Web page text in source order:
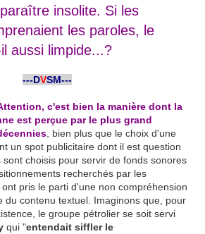
insolite. Si les
les paroles, le
aussi limpide...?
---DVSM---
c'est bien la manière dont la
est perçue par le plus grand
, bien plus que le choix d'une
un spot publicitaire dont il est question
choisis pour servir de fonds sonores
recherchés par les
pris le parti d'une non compréhension
du contenu textuel. Imaginons que, pour
le groupe pétrolier se soit servi
qui "entendait siffler le